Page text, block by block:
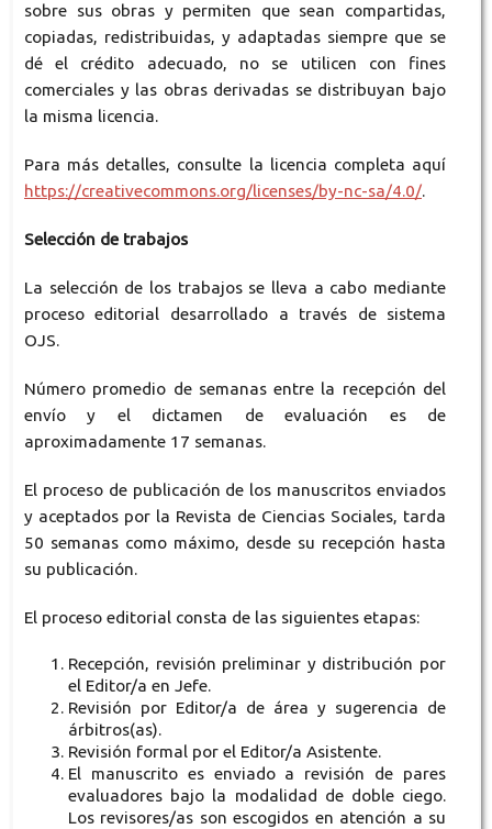
sobre sus obras y permiten que sean compartidas,
copiadas, redistribuidas, y adaptadas siempre que se
dé el crédito adecuado, no se utilicen con fines
comerciales y las obras derivadas se distribuyan bajo
la misma licencia.
Para más detalles, consulte la licencia completa aquí
https://creativecommons.org/licenses/by-nc-sa/4.0/.
Selección de trabajos
La selección de los trabajos se lleva a cabo mediante
proceso editorial desarrollado a través de sistema
OJS.
Número promedio de semanas entre la recepción del
envío y el dictamen de evaluación es de
aproximadamente 17 semanas.
El proceso de publicación de los manuscritos enviados
y aceptados por la Revista de Ciencias Sociales, tarda
50 semanas como máximo, desde su recepción hasta
su publicación.
El proceso editorial consta de las siguientes etapas:
Recepción, revisión preliminar y distribución por
el Editor/a en Jefe.
Revisión por Editor/a de área y sugerencia de
árbitros(as).
Revisión formal por el Editor/a Asistente.
El manuscrito es enviado a revisión de pares
evaluadores bajo la modalidad de doble ciego.
Los revisores/as son escogidos en atención a su